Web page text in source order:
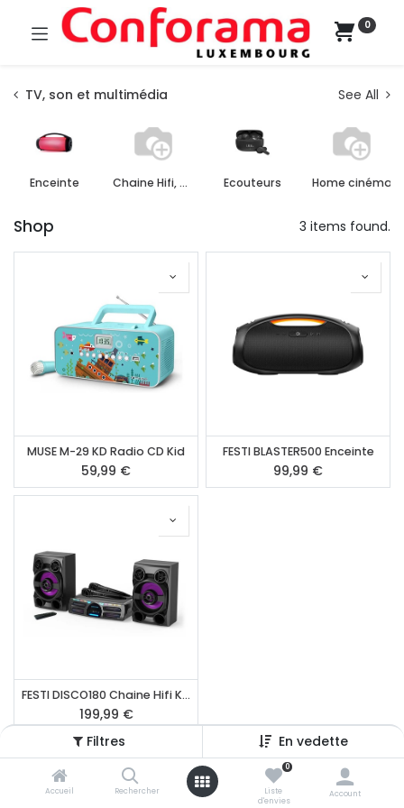
Filtres En vedette
Accueil Rechercher
0
Liste
d'envies
Account
0
TV, son et multimédia See All
Enceinte Chaine Hifi, Radio, Karaoke Ecouteurs Home cinéma
Shop 3 items found.
MUSE M-29 KD Radio CD Kid
59,99 €
FESTI BLASTER500 Enceinte
99,99 €
FESTI DISCO180 Chaine Hifi Karaoké
199,99 €